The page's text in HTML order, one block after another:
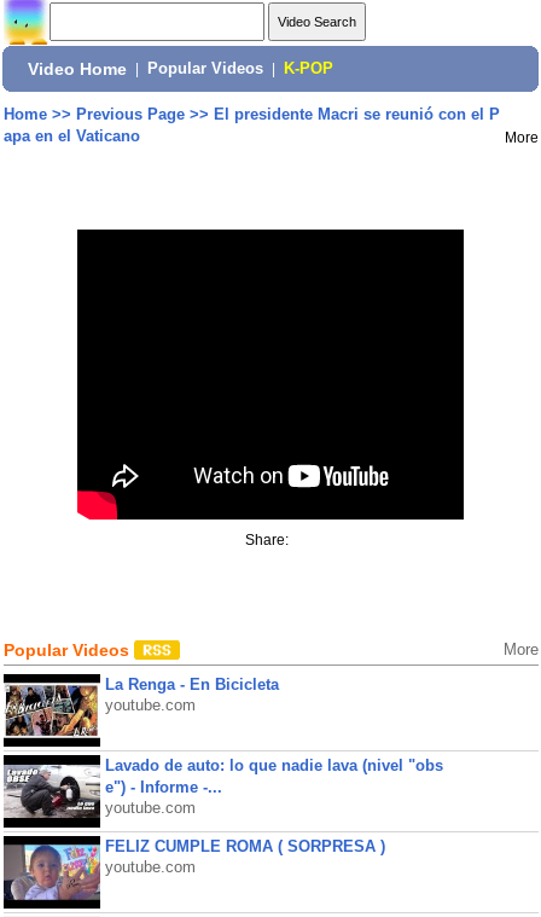
Video Home Popular Videos K-POP
Home>> Previous Page>> El presidente Macri se reunió con el P
apa en el Vaticano
More
Share:
Popular Videos More
La Renga - En Bicicleta
youtube.com
Lavado de auto: lo que nadie lava (nivel "obs
e") - Informe -...
youtube.com
FELIZ CUMPLE ROMA ( SORPRESA )
youtube.com